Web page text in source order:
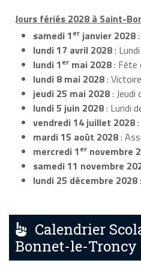
Jours fériés 2028 à Saint-
samedi 1er janvier 2028
lundi 17 avril 2028:
lundi 1er mai 2028: Fête
lundi 8 mai 2028:
jeudi 25 mai 2028: Jeudi
lundi 5 juin 2028: Lundi
vendredi 14 juillet 2028
mardi 15 août 2028:
mercredi 1er novembre
samedi 11 novembre
lundi 25 décembre 2028
Calendrier
Bonnet-le-